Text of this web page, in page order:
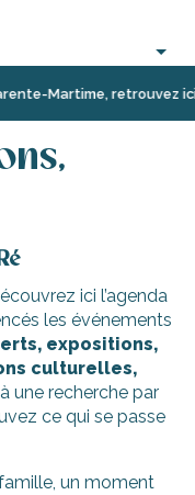
Martime, retrouvez
événements
ici l’agenda
les événements
expositions,
culturelles,
une recherche par
ce qui se passe
un moment